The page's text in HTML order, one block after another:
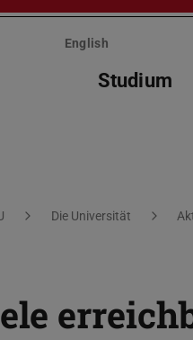
English
Studium
Die Universität